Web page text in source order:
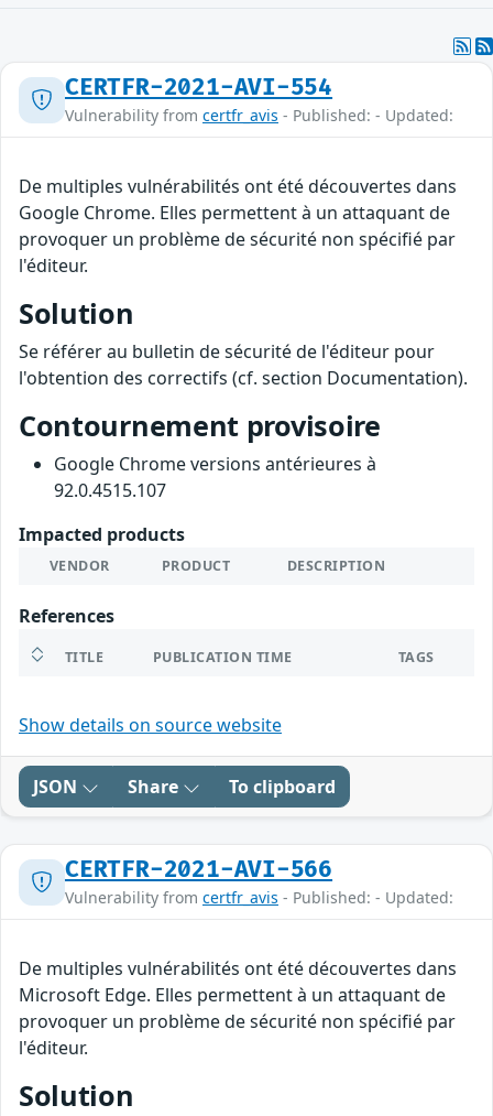
CERTFR-2021-AVI-554
Vulnerability from certfr_avis - Published: - Updated:
De multiples vulnérabilités ont été découvertes dans
Google Chrome. Elles permettent à un attaquant de
provoquer un problème de sécurité non spécifié par
l'éditeur.
Solution
Se référer au bulletin de sécurité de l'éditeur pour
l'obtention des correctifs (cf. section Documentation).
Contournement provisoire
Google Chrome versions antérieures à
92.0.4515.107
Impacted products
VENDOR PRODUCT DESCRIPTION
References
TITLE PUBLICATION TIME TAGS
Show details on source website
JSON Share To clipboard
CERTFR-2021-AVI-566
Vulnerability from certfr_avis - Published: - Updated:
De multiples vulnérabilités ont été découvertes dans
Microsoft Edge. Elles permettent à un attaquant de
provoquer un problème de sécurité non spécifié par
l'éditeur.
Solution